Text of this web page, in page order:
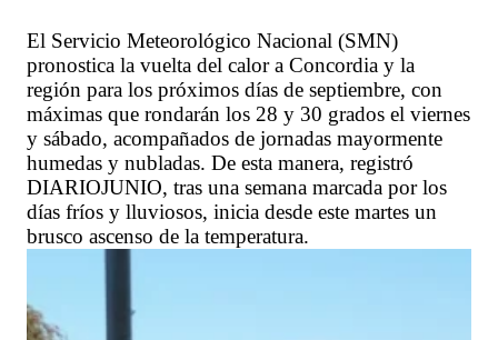
El Servicio Meteorológico Nacional (SMN)
pronostica la vuelta del calor a Concordia y la
región para los próximos días de septiembre, con
máximas que rondarán los 28 y 30 grados el viernes
y sábado, acompañados de jornadas mayormente
humedas y nubladas. De esta manera, registró
DIARIOJUNIO, tras una semana marcada por los
días fríos y lluviosos, inicia desde este martes un
brusco ascenso de la temperatura.